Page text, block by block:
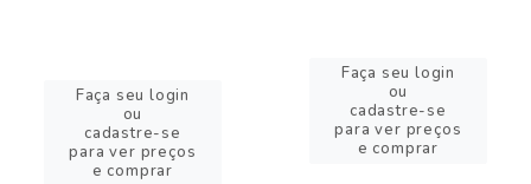
Faça seu login
ou
cadastre-se
para ver preços
e comprar
Faça seu login
ou
cadastre-se
para ver preços
e comprar